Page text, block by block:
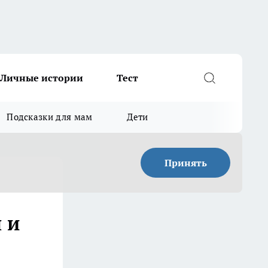
Личные истории Тест
Подсказки для мам Дети
Принять
и